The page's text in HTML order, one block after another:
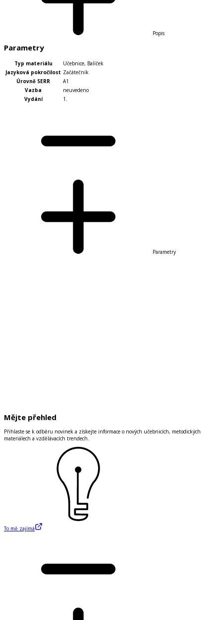
Popis
Parametry
Typ materiálu Učebnice, Balíček
Jazyková pokročilost Začátečník
Úrovně SERR
A1
Vazba
neuvedeno
Vydání
1.
Parametry
Mějte přehled
Přihlaste se k odběru novinek a získejte informace o nových učebnicích, metodických
materiálech a vzdělávacích trendech.
To mě zajímá